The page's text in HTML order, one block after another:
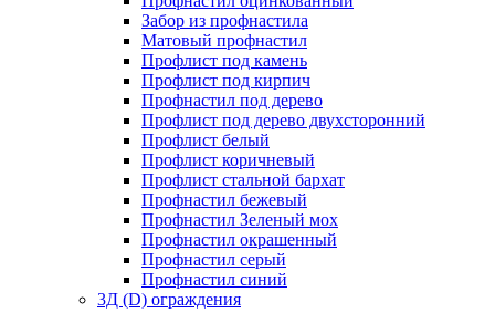
Забор из профнастила
Матовый профнастил
Профлист под камень
Профлист под кирпич
Профнастил под дерево
Профлист под дерево двухсторонний
Профлист белый
Профлист коричневый
Профлист стальной бархат
Профнастил бежевый
Профнастил Зеленый мох
Профнастил окрашенный
Профнастил серый
Профнастил синий
3Д (D) ограждения